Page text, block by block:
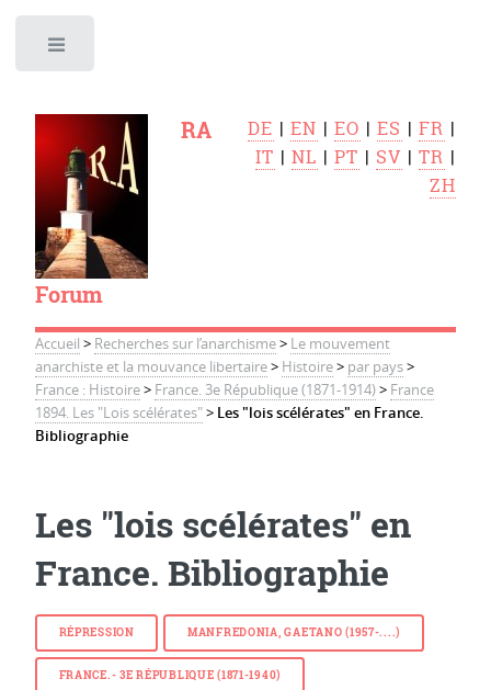
RA
Forum
DE |EN |EO |ES |FR |
IT |NL |PT | SV |TR |
ZH
Accueil > Recherches sur l’anarchisme> Le mouvement
anarchiste et la mouvance libertaire> Histoire> par pays>
France : Histoire> France. 3e République (1871-1914)> France
1894. Les "Lois scélérates"> Les "lois scélérates" en France.
Bibliographie
Les "lois scélérates" en
France. Bibliographie
RÉPRESSION MANFREDONIA, GAETANO (1957-....)
FRANCE.- 3E RÉPUBLIQUE (1871-1940)